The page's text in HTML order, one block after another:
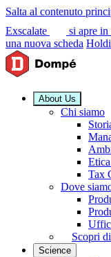
Salta al contenuto
Exscalate
si apre in
una nuova scheda
About Us
Chi siamo
Tax
Dove
Scopri
Science